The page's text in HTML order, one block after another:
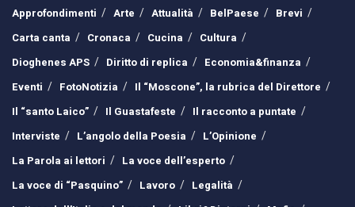
Approfondimenti
Arte Attualità BelPaese
Brevi
Carta canta
Cronaca Cucina
Cultura
Dioghenes APS
Diritto di replica
Economia&finanza
Eventi
FotoNotizia
Il “Moscone”, la rubrica del Direttore
Il “santo Laico”
Il Guastafeste
Il racconto a puntate
Interviste
L’angolo della Poesia
L’Opinione
La Parola ai lettori
La voce dell’esperto
La voce di “Pasquino”
Lavoro
Legalità